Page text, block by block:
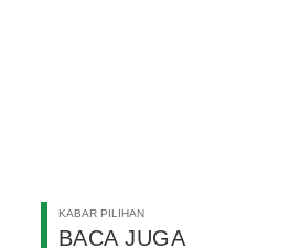
KABAR PILIHAN
BACA JUGA